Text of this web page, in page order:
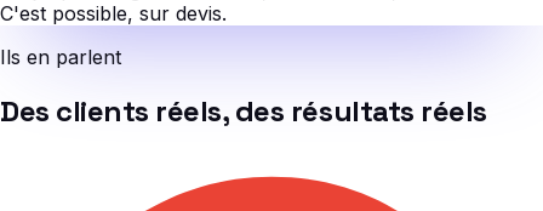
C'est possible, sur devis.
Ils en parlent
Des clients réels, des résultats réels